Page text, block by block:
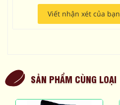
Viết nhận xét của bạn
SẢN PHẨM CÙNG LOẠI